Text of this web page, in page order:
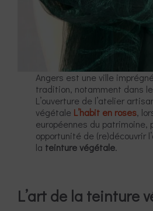
Angers est une ville
tradition, notamment dans
L’ouverture de l’atelier
végétale L’habit en roses,
européennes du patrimoine,
opportunité de (re)découvrir
la teinture végétale.
L’art de la teinture